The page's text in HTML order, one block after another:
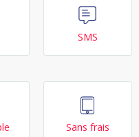
SMS
Sans frais